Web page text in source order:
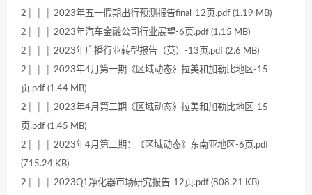
2│ │ │ 2023年五一假期出行预测报告final-12页.pdf (1.19 MB)
2│ │ │ 2023年汽车金融公司行业展望-6页.pdf (1.15 MB)
2│ │ │ 2023年广播行业转型报告（英）-13页.pdf (2.6 MB)
2│ │ │ 2023年4月第一期《区域动态》拉美和加勒比地区-15
页.pdf (1.44 MB)
2│ │ │ 2023年4月第二期《区域动态》拉美和加勒比地区-15
页.pdf (1.45 MB)
2│ │ │ 2023年4月第二期：《区域动态》东南亚地区-6页.pdf
(715.24 KB)
2│ │ │ 2023Q1净化器市场研究报告-12页.pdf (808.21 KB)